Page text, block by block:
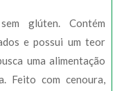
glúten. Contém
e possui um teor
uma alimentação
Feito com cenoura,